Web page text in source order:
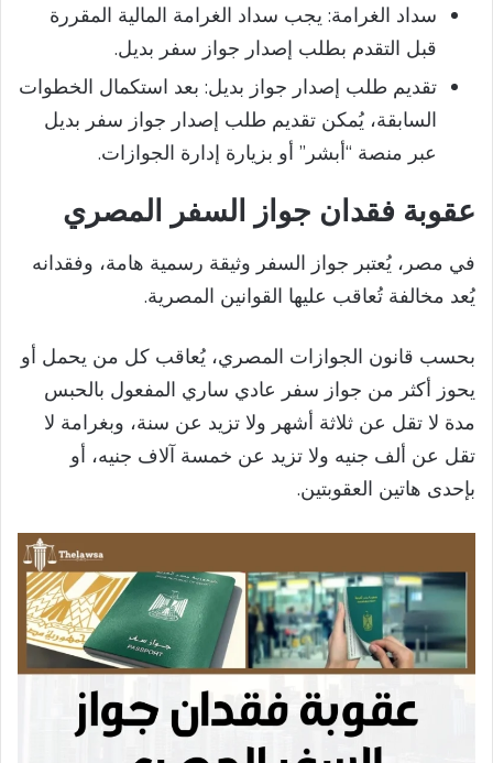
سداد الغرامة: يجب سداد الغرامة المالية المقررة
قبل التقدم بطلب إصدار جواز سفر بديل.​
تقديم طلب إصدار جواز بديل: بعد استكمال الخطوات
السابقة، يُمكن تقديم طلب إصدار جواز سفر بديل
عبر منصة “أبشر” أو بزيارة إدارة الجوازات.​
عقوبة فقدان جواز السفر المصري
في مصر، يُعتبر جواز السفر وثيقة رسمية هامة، وفقدانه
يُعد مخالفة تُعاقب عليها القوانين المصرية.​
بحسب قانون الجوازات المصري، يُعاقب كل من يحمل أو
يحوز أكثر من جواز سفر عادي ساري المفعول بالحبس
مدة لا تقل عن ثلاثة أشهر ولا تزيد عن سنة، وبغرامة لا
تقل عن ألف جنيه ولا تزيد عن خمسة آلاف جنيه، أو
بإحدى هاتين العقوبتين.​